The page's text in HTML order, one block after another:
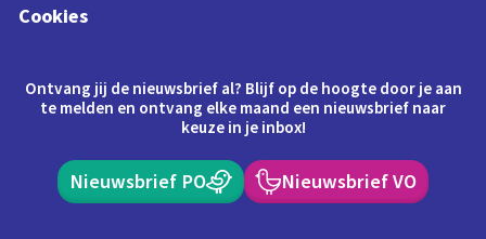
Cookies
Ontvang jij de nieuwsbrief al? Blijf op de hoogte door je aan
te melden en ontvang elke maand een nieuwsbrief naar
keuze in je inbox!
Nieuwsbrief PO Nieuwsbrief VO